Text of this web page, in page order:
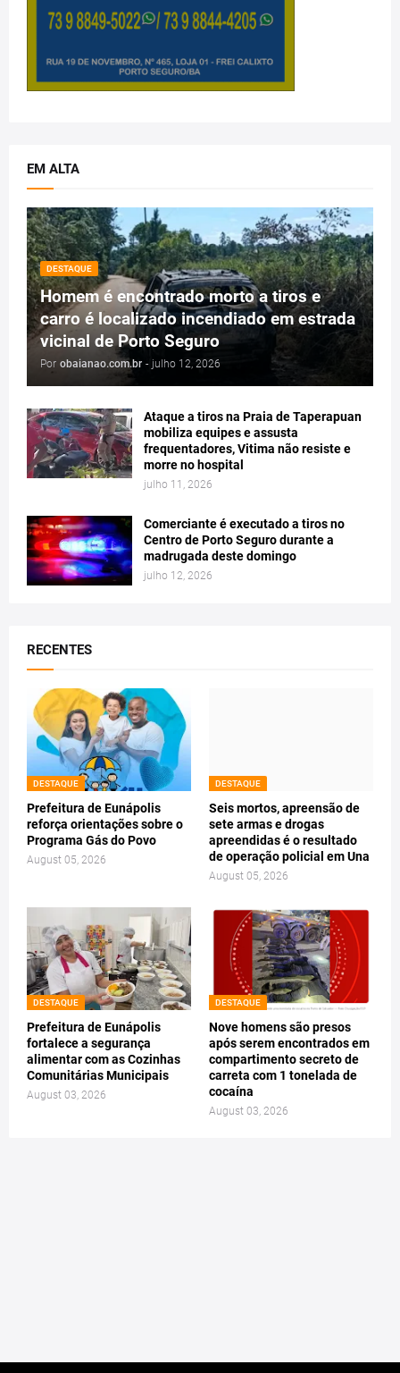
EM ALTA
DESTAQUE
Homem é encontrado morto a tiros e
carro é localizado incendiado em estrada
vicinal de Porto Seguro
Por obaianao.com.br - julho 12, 2026
Ataque a tiros na Praia de Taperapuan
mobiliza equipes e assusta
frequentadores, Vitima não resiste e
morre no hospital
julho 11, 2026
Comerciante é executado a tiros no
Centro de Porto Seguro durante a
madrugada deste domingo
julho 12, 2026
RECENTES
DESTAQUE
Prefeitura de Eunápolis
reforça orientações sobre o
Programa Gás do Povo
August 05, 2026
DESTAQUE
Seis mortos, apreensão de
sete armas e drogas
apreendidas é o resultado
de operação policial em Una
August 05, 2026
DESTAQUE
Prefeitura de Eunápolis
fortalece a segurança
alimentar com as Cozinhas
Comunitárias Municipais
August 03, 2026
DESTAQUE
Nove homens são presos
após serem encontrados em
compartimento secreto de
carreta com 1 tonelada de
cocaína
August 03, 2026